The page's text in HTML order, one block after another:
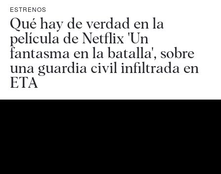
ESTRENOS
Qué hay de verdad en la
película de Netflix 'Un
fantasma en la batalla', sobre
una guardia civil infiltrada en
ETA